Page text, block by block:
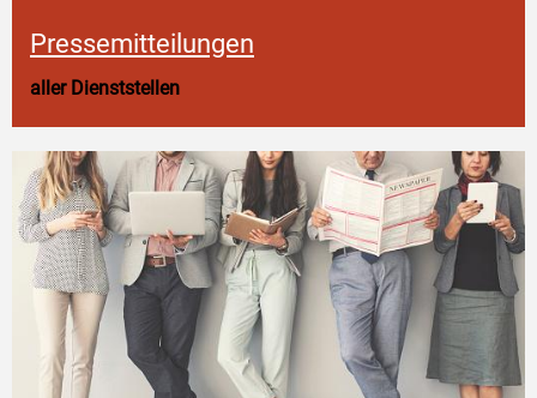
Pressemitteilungen
aller Dienststellen